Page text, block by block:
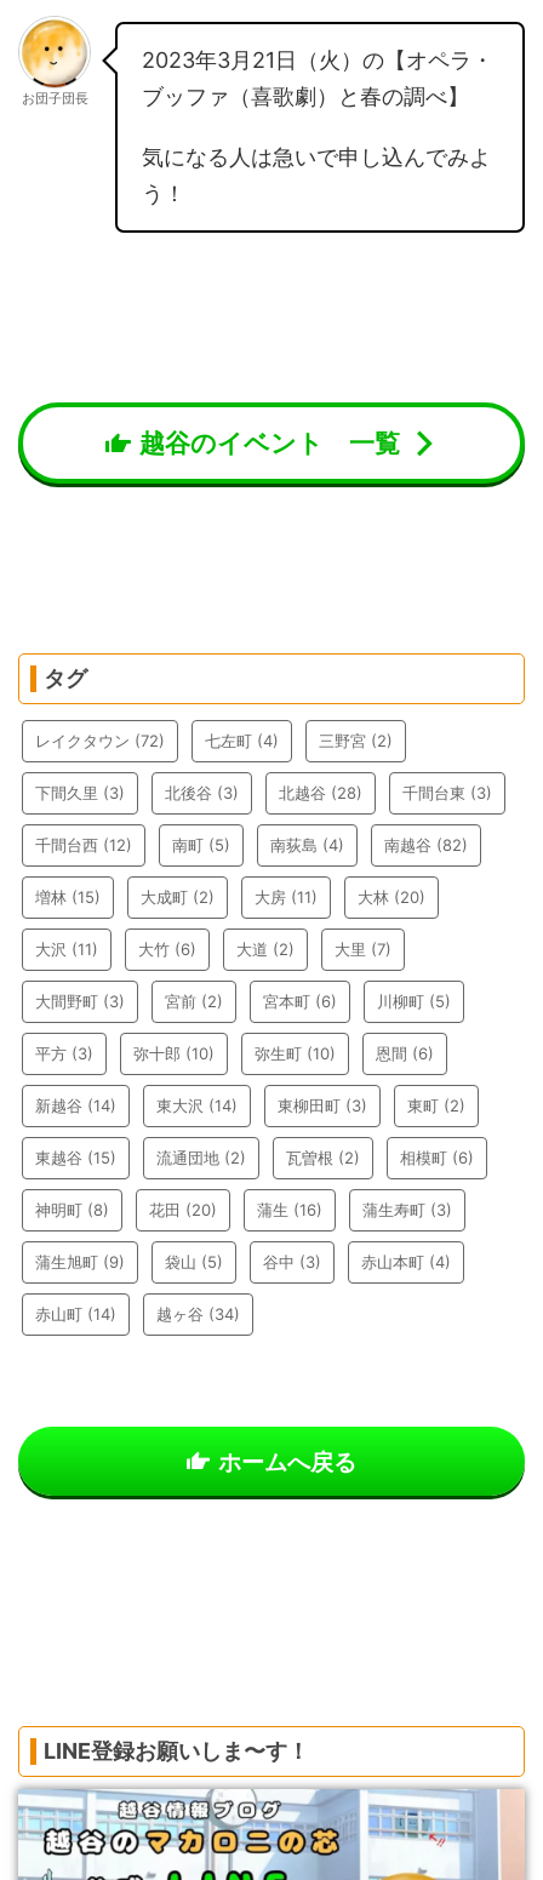
お団子団長
2023年3月21日（火）の【オペラ・
ブッファ（喜歌劇）と春の調べ】
気になる人は急いで申し込んでみよ
う！
越谷のイベント 一覧
タグ
レイクタウン (72) 七左町 (4) 三野宮 (2)
下間久里 (3) 北後谷 (3) 北越谷 (28) 千間台東 (3)
千間台西 (12) 南町 (5) 南荻島 (4) 南越谷 (82)
増林 (15) 大成町 (2) 大房 (11) 大林 (20)
大沢 (11) 大竹 (6) 大道 (2) 大里 (7)
大間野町 (3) 宮前 (2) 宮本町 (6) 川柳町 (5)
平方 (3) 弥十郎 (10) 弥生町 (10) 恩間 (6)
新越谷 (14) 東大沢 (14) 東柳田町 (3) 東町 (2)
東越谷 (15) 流通団地 (2) 瓦曽根 (2) 相模町 (6)
神明町 (8) 花田 (20) 蒲生 (16) 蒲生寿町 (3)
蒲生旭町 (9) 袋山 (5) 谷中 (3) 赤山本町 (4)
赤山町 (14) 越ヶ谷 (34)
ホームへ戻る
LINE登録お願いしま〜す！